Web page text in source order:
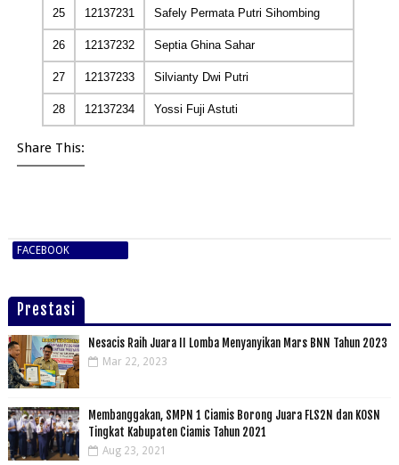
25 12137231 Safely Permata Putri Sihombing
26 12137232 Septia Ghina Sahar
27 12137233 Silvianty Dwi Putri
28 12137234 Yossi Fuji Astuti
Share This:
FACEBOOK
Prestasi
Nesacis Raih Juara II Lomba Menyanyikan Mars BNN Tahun 2023
Mar 22, 2023
Membanggakan, SMPN 1 Ciamis Borong Juara FLS2N dan KOSN
Tingkat Kabupaten Ciamis Tahun 2021
Aug 23, 2021